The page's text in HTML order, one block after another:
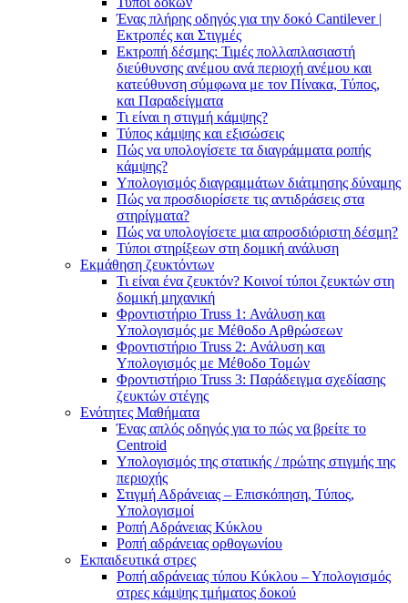
Ένας πλήρης οδηγός για την δοκό Cantilever |
Εκτροπές και Στιγμές
Εκτροπή δέσμης: Τιμές πολλαπλασιαστή
διεύθυνσης ανέμου ανά περιοχή ανέμου και
κατεύθυνση σύμφωνα με τον Πίνακα, Τύπος,
και Παραδείγματα
Τι είναι η στιγμή κάμψης?
Τύπος κάμψης και εξισώσεις
Πώς να υπολογίσετε τα διαγράμματα ροπής
κάμψης?
Υπολογισμός διαγραμμάτων διάτμησης δύναμης
Πώς να προσδιορίσετε τις αντιδράσεις στα
στηρίγματα?
Πώς να υπολογίσετε μια απροσδιόριστη δέσμη?
Τύποι στηρίξεων στη δομική ανάλυση
Εκμάθηση ζευκτόντων
Τι είναι ένα ζευκτόν? Κοινοί τύποι ζευκτών στη
δομική μηχανική
Φροντιστήριο Truss 1: Ανάλυση και
Υπολογισμός με Μέθοδο Αρθρώσεων
Φροντιστήριο Truss 2: Ανάλυση και
Υπολογισμός με Μέθοδο Τομών
Φροντιστήριο Truss 3: Παράδειγμα σχεδίασης
ζευκτών στέγης
Ενότητες Μαθήματα
Ένας απλός οδηγός για το πώς να βρείτε το
Centroid
Υπολογισμός της στατικής / πρώτης στιγμής της
περιοχής
Στιγμή Αδράνειας – Επισκόπηση, Τύπος,
Υπολογισμοί
Ροπή Αδράνειας Κύκλου
Ροπή αδράνειας ορθογωνίου
Εκπαιδευτικά στρες
Ροπή αδράνειας τύπου Κύκλου – Υπολογισμός
στρες κάμψης τμήματος δοκού